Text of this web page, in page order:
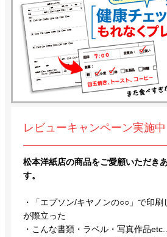
レビューキャンペーン実施中
松本洋紙店の商品をご愛顧いただき
す。
・「エプソン/キヤノンの○○」で印刷
が際立った
・こんな書類・ラベル・写真作品